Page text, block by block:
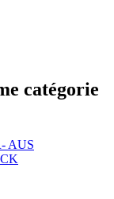
catégorie